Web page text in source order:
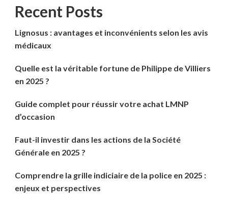
Recent Posts
Lignosus : avantages et inconvénients selon les avis
médicaux
Quelle est la véritable fortune de Philippe de Villiers
en 2025 ?
Guide complet pour réussir votre achat LMNP
d’occasion
Faut-il investir dans les actions de la Société
Générale en 2025 ?
Comprendre la grille indiciaire de la police en 2025 :
enjeux et perspectives